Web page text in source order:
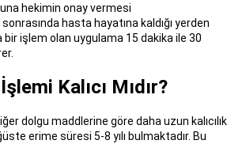
hekimin onay vermesi
sonrasında hasta hayatına kaldığı yerden
bir işlem olan uygulama 15 dakika ile 30
Kalıcı Mıdır?
dolgu maddlerine göre daha uzun kalıcılık
erime süresi 5-8 yılı bulmaktadır. Bu